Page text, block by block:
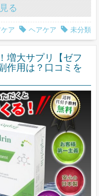
る
ア ヘアケア 未分類
増大サプリ【ゼフ
作用は？口コミを